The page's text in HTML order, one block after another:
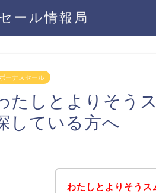
ール情報局
ボーナスセール
たしとよりそう
している方へ
わたしとよりそうス